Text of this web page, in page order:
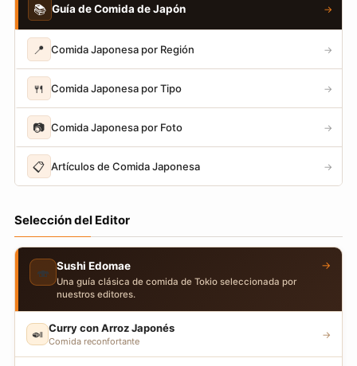
📚 Guía de Comida de Japón →
📍 Comida Japonesa por Región →
🍴 Comida Japonesa por Tipo →
📷 Comida Japonesa por Foto →
📋 Artículos de Comida Japonesa →
Selección del Editor
🍣 Sushi Edomae
Una guía clásica de comida de Tokio seleccionada por
nuestros editores.
→
🍛 Curry con Arroz Japonés
Comida reconfortante
→